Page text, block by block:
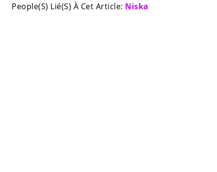
People(S) Lié(S) À Cet Article: Niska